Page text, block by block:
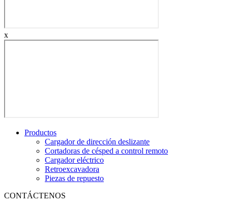
x
Productos
Cargador de dirección deslizante
Cortadoras de césped a control remoto
Cargador eléctrico
Retroexcavadora
Piezas de repuesto
CONTÁCTENOS